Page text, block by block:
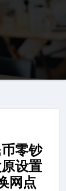
零钞
设置
网点